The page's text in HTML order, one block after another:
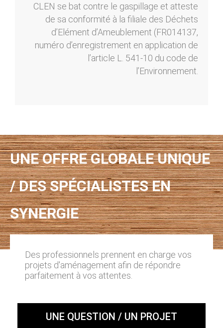
CLEN se bat contre le gaspillage et atteste
de sa conformité à la filiale des Déchets
d’Elément d’Ameublement (FR014137,
numéro d’enregistrement en application de
l’article L. 541-10 du code de
l’Environnement.
UNE OFFRE GLOBALE UNIQUE
/ DES SPÉCIALISTES EN
SYNERGIE
Des professionnels prennent en charge vos
projets d'aménagement afin de répondre
parfaitement à vos attentes.
UNE QUESTION / UN PROJET